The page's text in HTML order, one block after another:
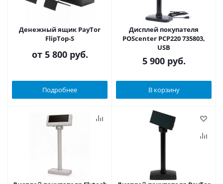
Денежный ящик PayTor
FlipTop-S
от 5 800 руб.
Подробнее
Дисплей покупателя
POScenter PCP220 735803,
USB
5 900руб.
В корзину